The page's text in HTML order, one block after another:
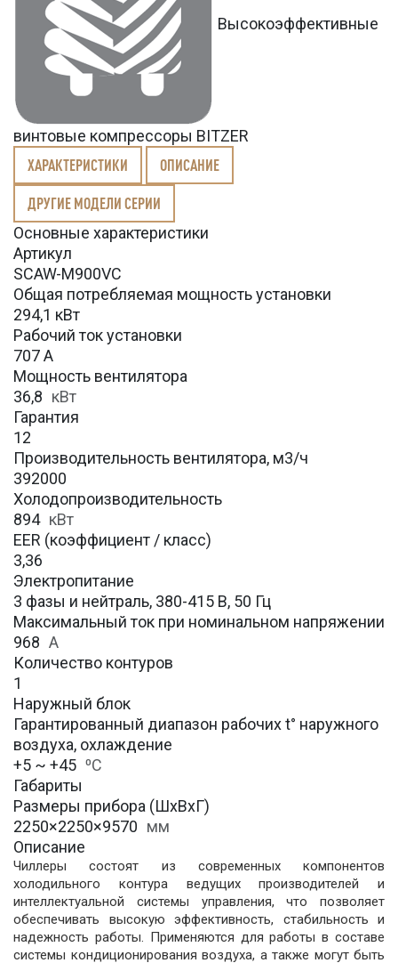
Высокоэффективные
винтовые компрессоры BITZER
ХАРАКТЕРИСТИКИ ОПИСАНИЕ
ДРУГИЕ МОДЕЛИ СЕРИИ
Основные характеристики
Артикул
SCAW-M900VC
Общая потребляемая мощность установки
294,1 кВт
Рабочий ток установки
707 А
Мощность вентилятора
36,8 кВт
Гарантия
12
Производительность вентилятора, м3/ч
392000
Холодопроизводительность
894 кВт
EER (коэффициент / класс)
3,36
Электропитание
3 фазы и нейтраль, 380-415 В, 50 Гц
Максимальный ток при номинальном напряжении
968 А
Количество контуров
1
Наружный блок
Гарантированный диапазон рабочих t° наружного
воздуха, охлаждение
+5 ~ +45 ⁰С
Габариты
Размеры прибора (ШхВхГ)
2250×2250×9570 мм
Описание
Чиллеры состоят из современных компонентов
холодильного контура ведущих производителей и
интеллектуальной системы управления, что позволяет
обеспечивать высокую эффективность, стабильность и
надежность работы. Применяются для работы в составе
системы кондиционирования воздуха, а также могут быть